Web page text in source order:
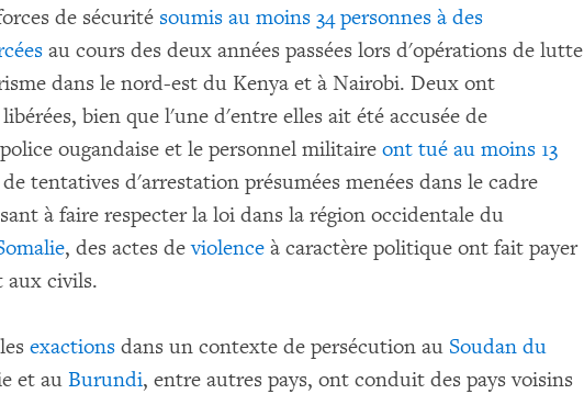
de sécurité soumis au moins 34 personnes à des
au cours des deux années passées lors d'opérations de lutte
dans le nord-est du Kenya et à Nairobi. Deux ont
bien que l'une d'entre elles ait été accusée de
ougandaise et le personnel militaire ont tué au moins 13
tentatives d'arrestation présumées menées dans le cadre
à faire respecter la loi dans la région occidentale du
, des actes deviolence à caractère politique ont fait payer
civils.
exactions dans un contexte de persécution au Soudan du
et au Burundi, entre autres pays, ont conduit des pays voisins